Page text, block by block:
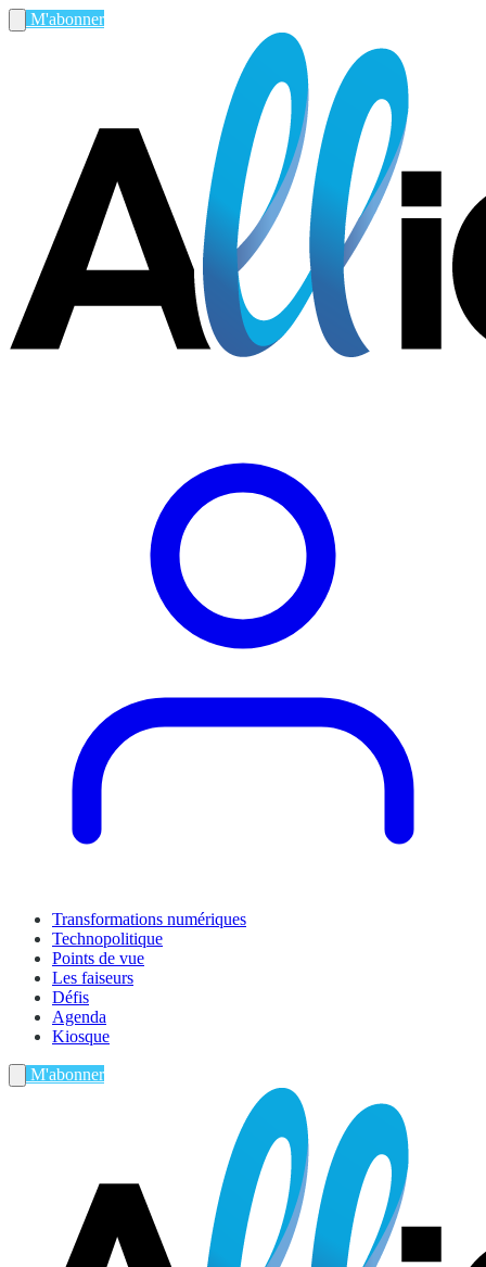
M'abonner
Transformations numériques
Technopolitique
Points de vue
Les faiseurs
Défis
Agenda
Kiosque
M'abonner